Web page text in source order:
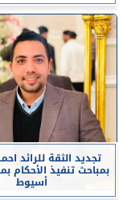
تجديد الثقة للرائد
بمباحث تنفيذ الأحكام
أسيوط